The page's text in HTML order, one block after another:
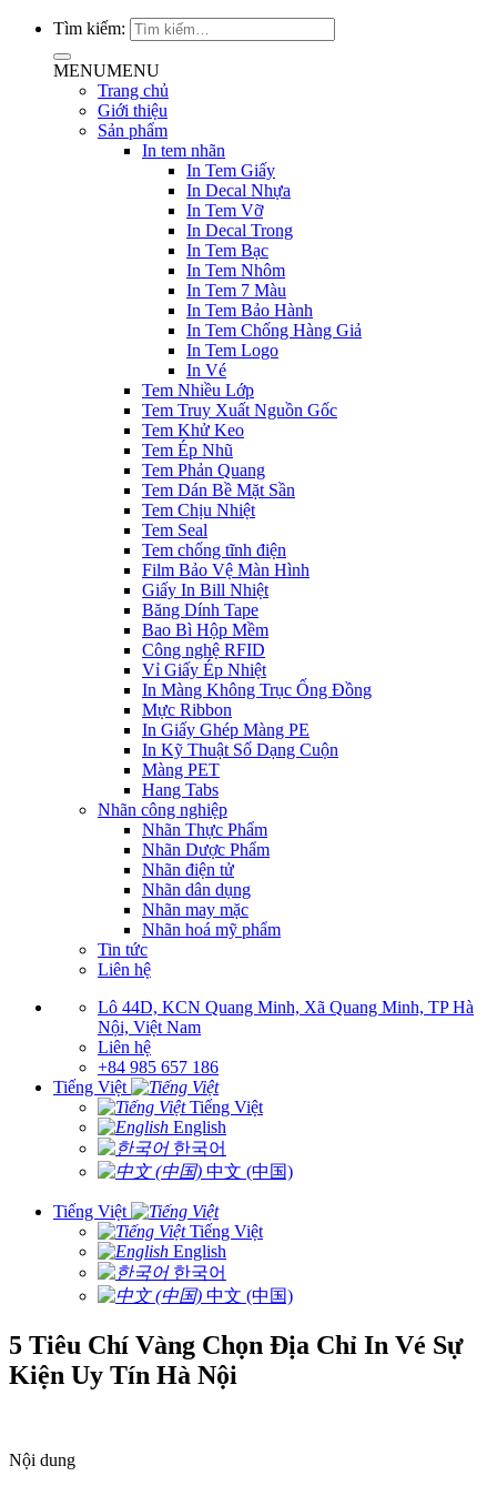
Tìm kiếm:
MENUMENU
Trang chủ
Giới thiệu
Sản phẩm
In tem nhãn
In Tem Giấy
In Decal Nhựa
In Tem Vỡ
In Decal Trong
In Tem Bạc
In Tem Nhôm
In Tem 7 Màu
In Tem Bảo Hành
In Tem Chống Hàng Giả
In Tem Logo
In Vé
Tem Nhiều Lớp
Tem Truy Xuất Nguồn Gốc
Tem Khử Keo
Tem Ép Nhũ
Tem Phản Quang
Tem Dán Bề Mặt Sần
Tem Chịu Nhiệt
Tem Seal
Tem chống tĩnh điện
Film Bảo Vệ Màn Hình
Giấy In Bill Nhiệt
Băng Dính Tape
Bao Bì Hộp Mềm
Công nghệ RFID
Vỉ Giấy Ép Nhiệt
In Màng Không Trục Ống Đồng
Mực Ribbon
In Giấy Ghép Màng PE
In Kỹ Thuật Số Dạng Cuộn
Màng PET
Hang Tabs
Nhãn công nghiệp
Nhãn Thực Phẩm
Nhãn Dược Phẩm
Nhãn điện tử
Nhãn dân dụng
Nhãn may mặc
Nhãn hoá mỹ phẩm
Tin tức
Liên hệ
Lô 44D, KCN Quang Minh, Xã Quang Minh, TP Hà
Nội, Việt Nam
Liên hệ
+84 985 657 186
Tiếng Việt
Tiếng Việt
English
한국어
中文 (中国)
Tiếng Việt
Tiếng Việt
English
한국어
中文 (中国)
5 Tiêu Chí Vàng Chọn Địa Chỉ In Vé Sự
Kiện Uy Tín Hà Nội
Nội dung